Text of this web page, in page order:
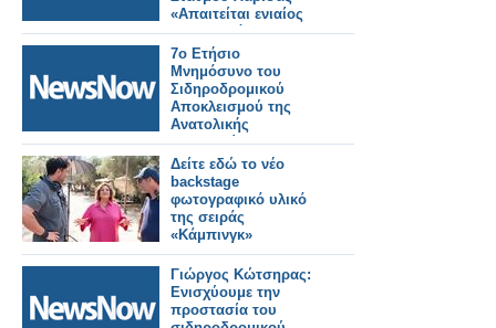
«Απαιτείται ενιαίος
σχεδιασμός για την
πόλη».
7ο Ετήσιο
Μνημόσυνο του
Σιδηροδρομικού
Αποκλεισμού της
Ανατολικής
Μακεδονίας και
Θράκης.
Δείτε εδώ το νέο
backstage
φωτογραφικό υλικό
της σειράς
«Κάμπινγκ»
Γιώργος Κώτσηρας:
Ενισχύουμε την
προστασία του